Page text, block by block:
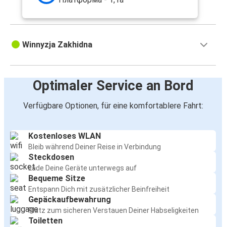
Winnyzja Zakhidna
Optimaler Service an Bord
Verfügbare Optionen, für eine komfortablere Fahrt:
Kostenloses WLAN
Bleib während Deiner Reise in Verbindung
Steckdosen
Lade Deine Geräte unterwegs auf
Bequeme Sitze
Entspann Dich mit zusätzlicher Beinfreiheit
Gepäckaufbewahrung
Platz zum sicheren Verstauen Deiner Habseligkeiten
Toiletten